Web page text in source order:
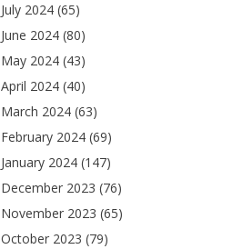
July 2024(65)
June 2024(80)
May 2024(43)
April 2024(40)
March 2024(63)
February 2024(69)
January 2024(147)
December 2023 (76)
November 2023 (65)
October 2023 (79)